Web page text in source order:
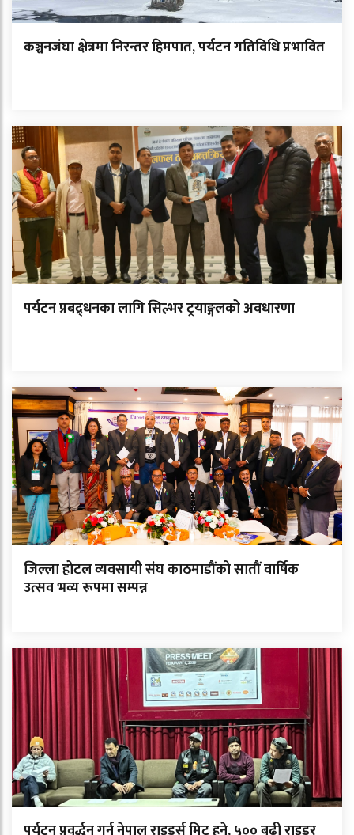
कञ्चनजंघा क्षेत्रमा निरन्तर हिमपात, पर्यटन गतिविधि प्रभावित
पर्यटन प्रबद्र्धनका लागि सिल्भर ट्रयाङ्गलको अवधारणा
जिल्ला होटल व्यवसायी संघ काठमाडौंको सातौं वार्षिक
उत्सव भव्य रूपमा सम्पन्न